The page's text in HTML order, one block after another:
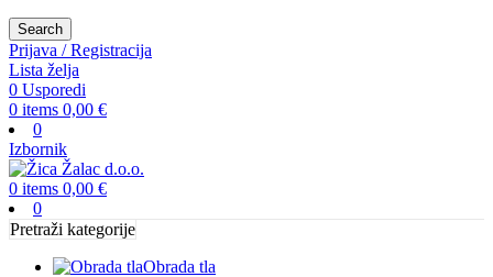
Search
Prijava / Registracija
Lista želja
0 Usporedi
0 items 0,00 €
0
Izbornik
0 items 0,00 €
0
Pretraži kategorije
Obrada tla